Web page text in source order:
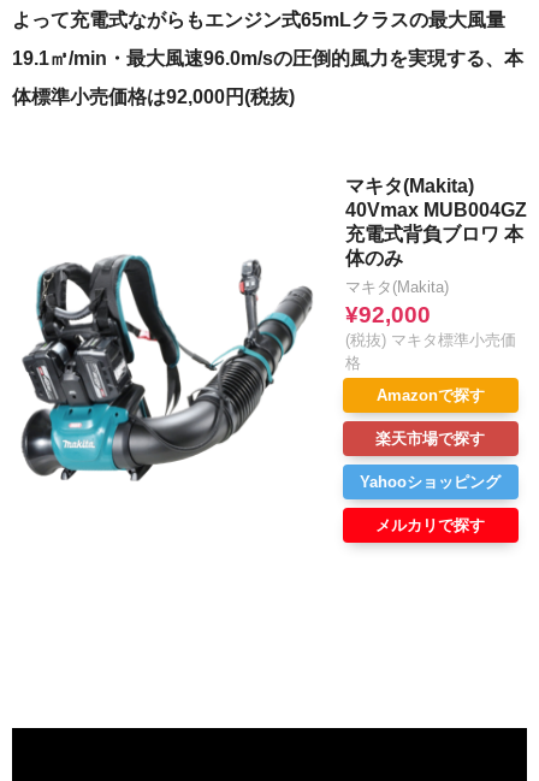
よって充電式ながらもエンジン式65mLクラスの最大風量
19.1㎥/min・最大風速96.0m/sの圧倒的風力を実現する、本
体標準小売価格は92,000円(税抜)
マキタ(Makita)
40Vmax MUB004GZ
充電式背負ブロワ 本
体のみ
マキタ(Makita)
¥92,000
(税抜) マキタ標準小売価
格
Amazonで探す
楽天市場で探す
Yahooショッピング
メルカリで探す